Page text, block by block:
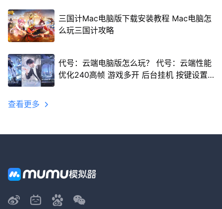
三国计Mac电脑版下载安装教程 Mac电脑怎
么玩三国计攻略
代号：云端电脑版怎么玩？ 代号：云端性能
优化240高帧 游戏多开 后台挂机 按键设置
查看更多